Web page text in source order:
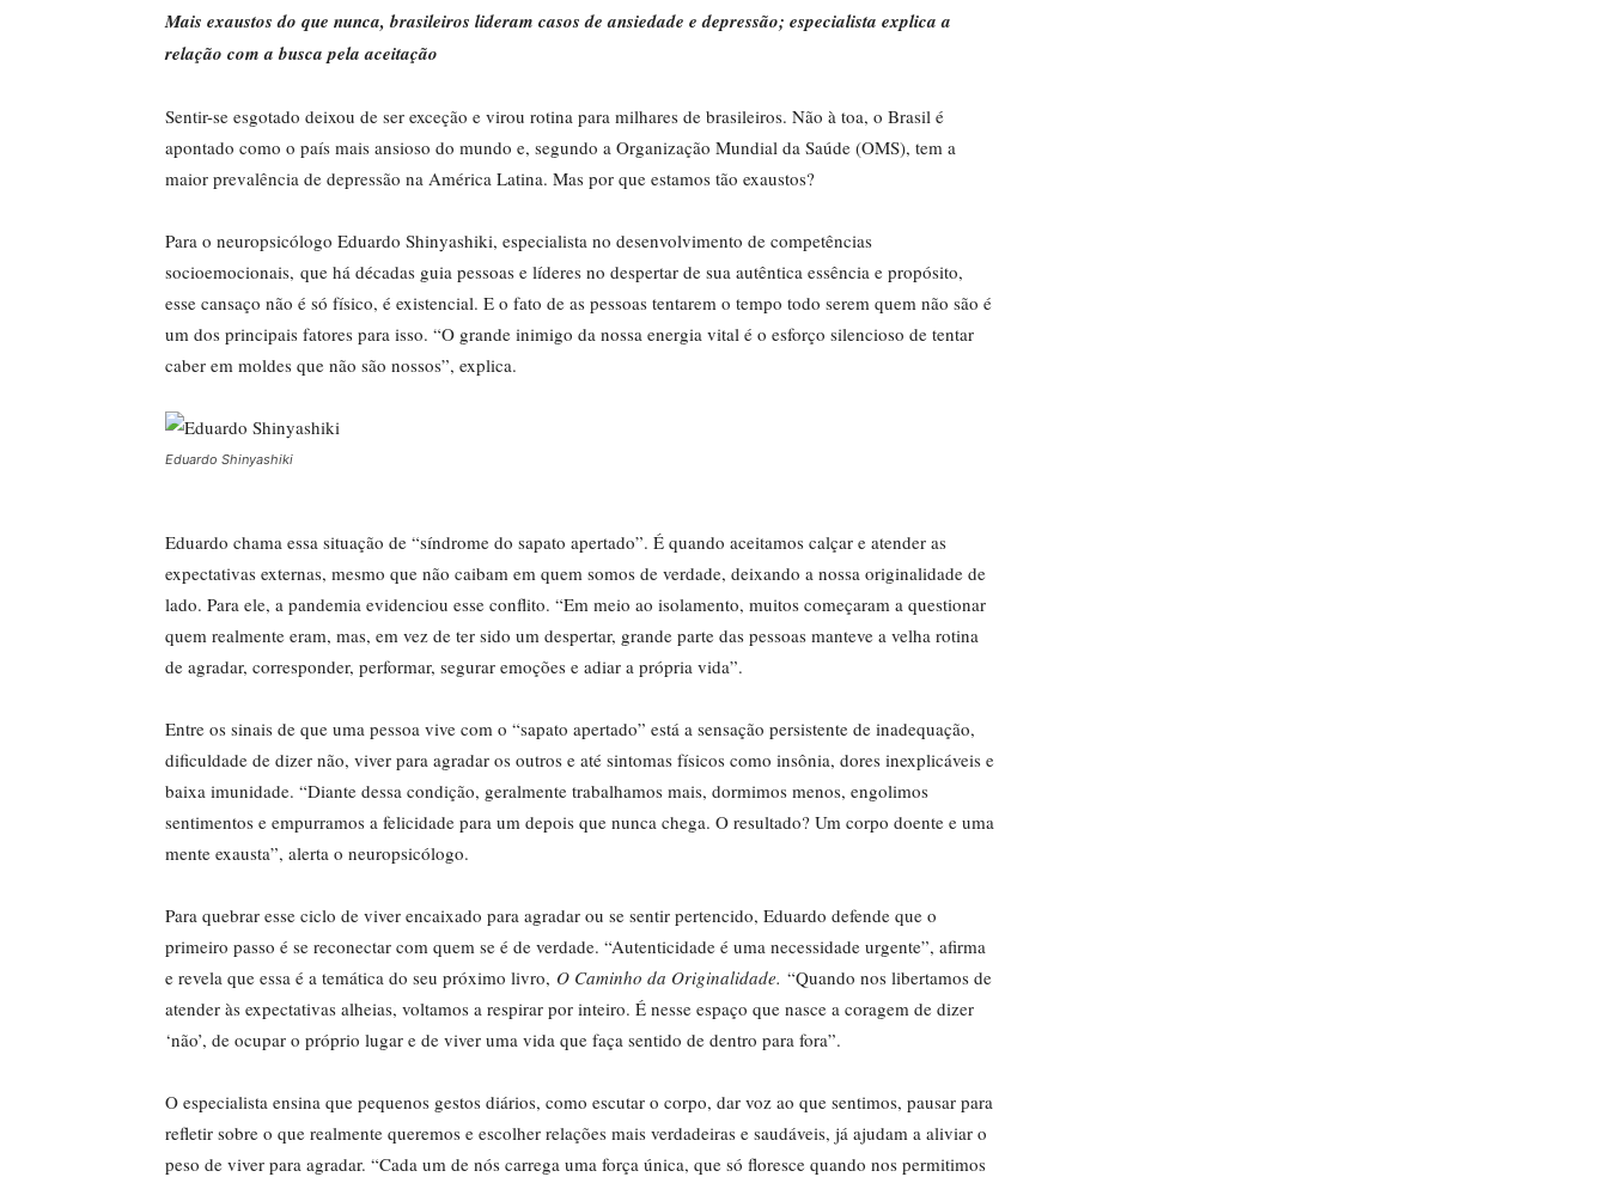
Mais exaustos do que nunca, brasileiros lideram casos de ansiedade e depressão; especialista explica a
relação com a busca pela aceitação
Sentir-se esgotado deixou de ser exceção e virou rotina para milhares de brasileiros. Não à toa, o Brasil é
apontado como o país mais ansioso do mundo e, segundo a Organização Mundial da Saúde (OMS), tem a
maior prevalência de depressão na América Latina. Mas por que estamos tão exaustos?
Para o neuropsicólogo Eduardo Shinyashiki, especialista no desenvolvimento de competências
socioemocionais, que há décadas guia pessoas e líderes no despertar de sua autêntica essência e propósito,
esse cansaço não é só físico, é existencial. E o fato de as pessoas tentarem o tempo todo serem quem não são é
um dos principais fatores para isso. “O grande inimigo da nossa energia vital é o esforço silencioso de tentar
caber em moldes que não são nossos”, explica.
Eduardo Shinyashiki
Eduardo chama essa situação de “síndrome do sapato apertado”. É quando aceitamos calçar e atender as
expectativas externas, mesmo que não caibam em quem somos de verdade, deixando a nossa originalidade de
lado. Para ele, a pandemia evidenciou esse conflito. “Em meio ao isolamento, muitos começaram a questionar
quem realmente eram, mas, em vez de ter sido um despertar, grande parte das pessoas manteve a velha rotina
de agradar, corresponder, performar, segurar emoções e adiar a própria vida”.
Entre os sinais de que uma pessoa vive com o “sapato apertado” está a sensação persistente de inadequação,
dificuldade de dizer não, viver para agradar os outros e até sintomas físicos como insônia, dores inexplicáveis e
baixa imunidade. “Diante dessa condição, geralmente trabalhamos mais, dormimos menos, engolimos
sentimentos e empurramos a felicidade para um depois que nunca chega. O resultado? Um corpo doente e uma
mente exausta”, alerta o neuropsicólogo.
Para quebrar esse ciclo de viver encaixado para agradar ou se sentir pertencido, Eduardo defende que o
primeiro passo é se reconectar com quem se é de verdade. “Autenticidade é uma necessidade urgente”, afirma
e revela que essa é a temática do seu próximo livro, O Caminho da Originalidade. “Quando nos libertamos de
atender às expectativas alheias, voltamos a respirar por inteiro. É nesse espaço que nasce a coragem de dizer
‘não’, de ocupar o próprio lugar e de viver uma vida que faça sentido de dentro para fora”.
O especialista ensina que pequenos gestos diários, como escutar o corpo, dar voz ao que sentimos, pausar para
refletir sobre o que realmente queremos e escolher relações mais verdadeiras e saudáveis, já ajudam a aliviar o
peso de viver para agradar. “Cada um de nós carrega uma força única, que só floresce quando nos permitimos